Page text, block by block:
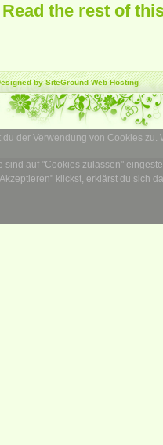
Read the rest of
by SiteGroundWeb Hosting
der Verwendung von Cookies zu.
auf "Cookies zulassen"
klickst, erklärst du sich